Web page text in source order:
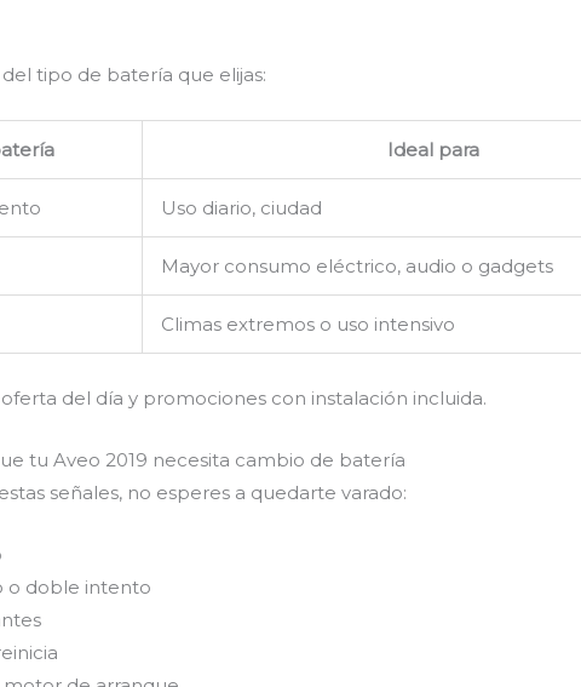
tipo de batería que elijas:
Ideal para
Uso diario, ciudad
Mayor consumo eléctrico, audio o gadgets
Climas extremos o uso intensivo
del día y promociones con instalación incluida.
tu Aveo 2019 necesita cambio de batería
señales, no esperes a quedarte varado:
o doble intento